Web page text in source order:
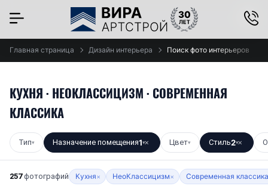
Главная страница Дизайн интерьера Поиск фото интерьеров
КУХНЯ · НЕОКЛАССИЦИЗМ · СОВРЕМЕННАЯ
КЛАССИКА
Тип▾ Назначение помещения1▾✕ Цвет▾ Стиль2▾✕
257фотографий Кухня× НеоКлассицизм× Современная классика
×